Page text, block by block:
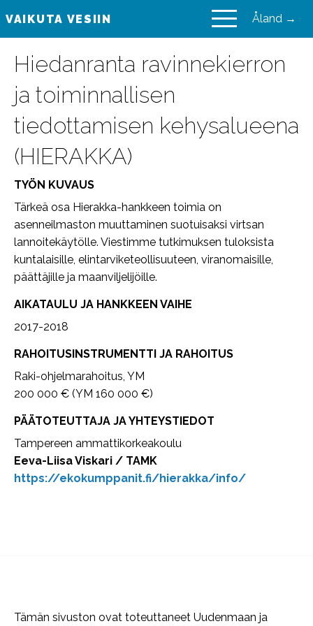
VAIKUTA VESIIN VAIKUTA VESIIN Åland →
Hiedanranta ravinnekierron
ja toiminnallisen
tiedottamisen kehysalueena
(HIERAKKA)
TYÖN KUVAUS
Tärkeä osa Hierakka-hankkeen toimia on
asenneilmaston muuttaminen suotuisaksi virtsan
lannoitekäytölle. Viestimme tutkimuksen tuloksista
kuntalaisille, elintarviketeollisuuteen, viranomaisille,
päättäjille ja maanviljelijöille.
AIKATAULU JA HANKKEEN VAIHE
2017-2018
RAHOITUSINSTRUMENTTI JA RAHOITUS
Raki-ohjelmarahoitus, YM
200 000 € (YM 160 000 €)
PÄÄTOTEUTTAJA JA YHTEYSTIEDOT
Tampereen ammattikorkeakoulu
Eeva-Liisa Viskari / TAMK
https://ekokumppanit.fi/hierakka/info/
Tämän sivuston ovat toteuttaneet Uudenmaan ja